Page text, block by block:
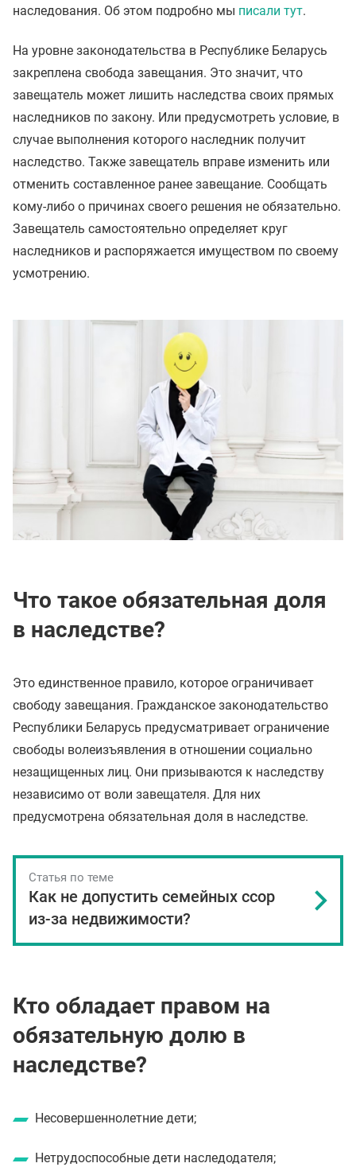
наследования. Об этом подробно мы писали тут.
На уровне законодательства в Республике Беларусь
закреплена свобода завещания. Это значит, что
завещатель может лишить наследства своих прямых
наследников по закону. Или предусмотреть условие, в
случае выполнения которого наследник получит
наследство. Также завещатель вправе изменить или
отменить составленное ранее завещание. Сообщать
кому-либо о причинах своего решения не обязательно.
Завещатель самостоятельно определяет круг
наследников и распоряжается имуществом по своему
усмотрению.
Что такое обязательная доля
в наследстве?
Это единственное правило, которое ограничивает
свободу завещания. Гражданское законодательство
Республики Беларусь предусматривает ограничение
свободы волеизъявления в отношении социально
незащищенных лиц. Они призываются к наследству
независимо от воли завещателя. Для них
предусмотрена обязательная доля в наследстве.
Статья по теме
Как не допустить семейных ссор
из-за недвижимости?
Кто обладает правом на
обязательную долю в
наследстве?
Несовершеннолетние дети;
Нетрудоспособные дети наследодателя;